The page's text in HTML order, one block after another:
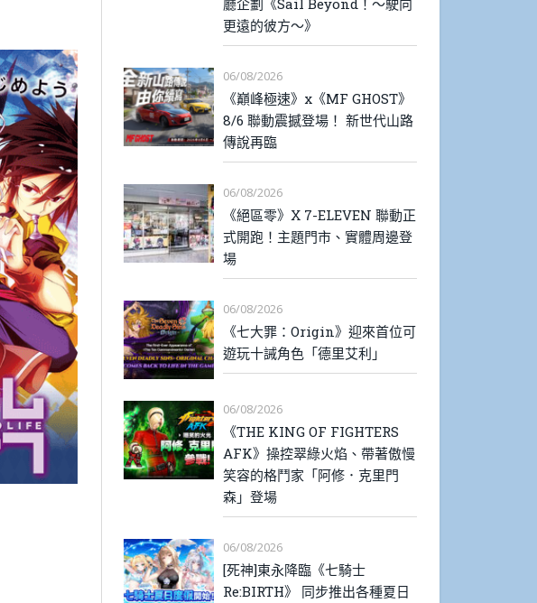
更遠的彼方～》
06/08/2026
《巔峰極速》x《MF GHOST》
8/6 聯動震撼登場！ 新世代山路
傳說再臨
06/08/2026
《絕區零》X 7-ELEVEN 聯動正
式開跑！主題門市、實體周邊登
場
06/08/2026
《七大罪：Origin》迎來首位可
遊玩十誡角色「德里艾利」
06/08/2026
《THE KING OF FIGHTERS
AFK》操控翠綠火焰、帶著傲慢
笑容的格鬥家「阿修．克里門
森」登場
06/08/2026
[死神]東永降臨《七騎士
Re:BIRTH》 同步推出各種夏日